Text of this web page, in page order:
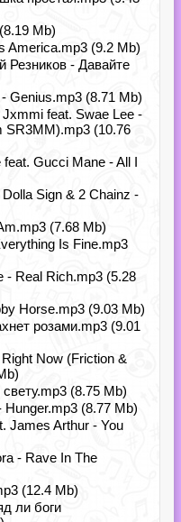
Mb)
America.mp3 (9.2 Mb)
Резников - Давайте
Genius.mp3 (8.71 Mb)
feat. Swae Lee -
SR3MM).mp3 (10.76
Gucci Mane - All I
Sign & 2 Chainz -
(7.68 Mb)
Is Fine.mp3
- Real Rich.mp3 (5.28
Horse.mp3 (9.03 Mb)
розами.mp3 (9.01
Now (Friction &
(8.75 Mb)
(8.77 Mb)
James Arthur - You
- Rave In The
(12.4 Mb)
ли боги